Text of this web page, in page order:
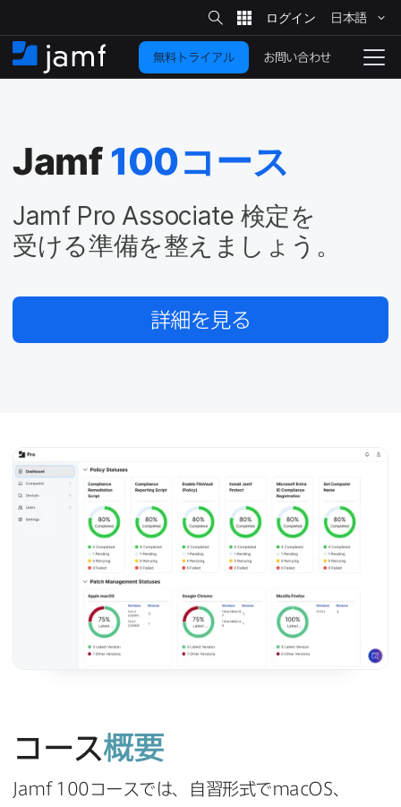
イ
ン
コ
に
移
動
サ
イ
ト
検
索
日本語
ホ
ー
ナ
え
無料トライアル お問い合わせ
Jamf 100コース
Jamf Pro Associate 検定を​
受ける​準備を​整えましょう。
詳細を​見る
コース概要
Jamf 100 コースでは、​自習形式でmacOS、